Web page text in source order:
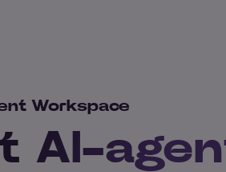
Workspace
AI-